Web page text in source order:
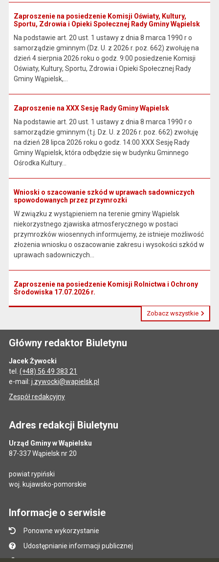
Zaproszenie na posiedzenie Komisji Oświaty, Kultury,
Sportu, Zdrowia i Opieki Społecznej Rady Gminy Wąpielsk
Na podstawie art. 20 ust. 1 ustawy z dnia 8 marca 1990 r o
samorządzie gminnym (Dz. U. z 2026 r. poz. 662) zwołuję na
dzień 4 sierpnia 2026 roku o godz. 9:00 posiedzenie Komisji
Oświaty, Kultury, Sportu, Zdrowia i Opieki Społecznej Rady
Gminy Wąpielsk,...
Zaproszenie na XXX Sesję Rady Gminy Wąpielsk
Na podstawie art. 20 ust. 1 ustawy z dnia 8 marca 1990 r o
samorządzie gminnym (t.j. Dz. U. z 2026 r. poz. 662) zwołuję
na dzień 28 lipca 2026 roku o godz. 14:00 XXX Sesję Rady
Gminy Wąpielsk, która odbędzie się w budynku Gminnego
Ośrodka Kultury...
Wnioski o szacowanie szkód w uprawach sadowniczych
spowodowanych przez przymrozki
W związku z wystąpieniem na terenie gminy Wąpielsk
niekorzystnego zjawiska atmosferycznego w postaci
przymrozków wiosennych informujemy, że istnieje możliwość
złożenia wniosku o oszacowanie zakresu i wysokości szkód w
uprawach sadowniczych...
Zaproszenie na posiedzenie Komisji Rolnictwa i Ochrony
Środowiska 17.07.2026 r.
Zobacz wszystkie
Główny redaktor Biuletynu
Jacek Żywocki
tel. (+48) 56 49 383 21
e-mail: j.zywocki@wapielsk.pl
Zespół redakcyjny
Adres redakcji Biuletynu
Urząd Gminy w Wąpielsku
87-337 Wąpielsk nr 20
powiat rypiński
woj. kujawsko-pomorskie
Informacje o serwisie
Ponowne wykorzystanie
Udostępnianie informacji publicznej